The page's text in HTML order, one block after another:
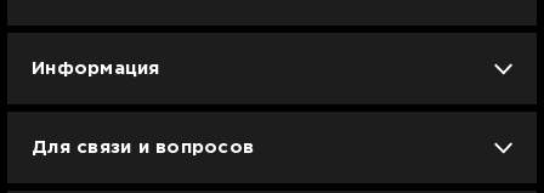
Apple б/у
Смартфоны Смарт-часы
Информация
Для связи и вопросов